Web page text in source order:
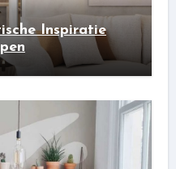
Inspiratie